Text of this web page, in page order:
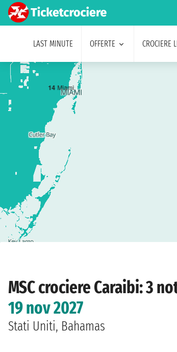
LAST MINUTE OFFERTE CROCIERE
14 Miami
MSC crociere Caraibi: 3
19 nov 2027
Stati Uniti, Bahamas